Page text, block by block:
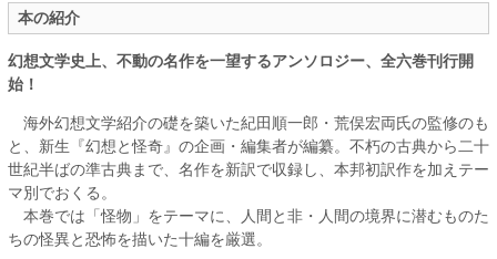
本の紹介
幻想文学史上、不動の名作を一望するアンソロジー、全六巻刊行開
始！
海外幻想文学紹介の礎を築いた紀田順一郎・荒俣宏両氏の監修のも
と、新生『幻想と怪奇』の企画・編集者が編纂。不朽の古典から二十
世紀半ばの準古典まで、名作を新訳で収録し、本邦初訳作を加えテー
マ別でおくる。
本巻では「怪物」をテーマに、人間と非・人間の境界に潜むものた
ちの怪異と恐怖を描いた十編を厳選。